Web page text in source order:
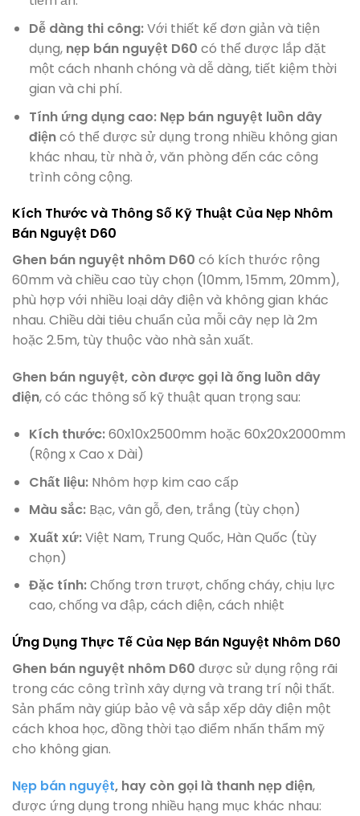
Dễ dàng thi công:Với thiết kế đơn giản và tiện
dụng, nẹp bán nguyệt D60 có thể được lắp đặt
một cách nhanh chóng và dễ dàng, tiết kiệm thời
gian và chi phí.
Tính ứng dụng cao: Nẹp bán nguyệt luồn dây
điệncó thể được sử dụng trong nhiều không gian
khác nhau, từ nhà ở, văn phòng đến các công
trình công cộng.
Kích Thước và Thông Số Kỹ Thuật Của Nẹp Nhôm
Bán Nguyệt D60
Ghen bán nguyệt nhôm D60 có kích thước rộng
60mm và chiều cao tùy chọn (10mm, 15mm, 20mm),
phù hợp với nhiều loại dây điện và không gian khác
nhau. Chiều dài tiêu chuẩn của mỗi cây nẹp là 2m
hoặc 2.5m, tùy thuộc vào nhà sản xuất.
Ghen bán nguyệt, còn được gọi là ống luồn dây
điện, có các thông số kỹ thuật quan trọng sau:
Kích thước:60x10x2500mm hoặc 60x20x2000mm
(Rộng x Cao x Dài)
Chất liệu:Nhôm hợp kim cao cấp
Màu sắc:Bạc, vân gỗ, đen, trắng (tùy chọn)
Xuất xứ:Việt Nam, Trung Quốc, Hàn Quốc (tùy
chọn)
Đặc tính:Chống trơn trượt, chống cháy, chịu lực
cao, chống va đập, cách điện, cách nhiệt
Ứng Dụng Thực Tế Của Nẹp Bán Nguyệt Nhôm D60
Ghen bán nguyệt nhôm D60 được sử dụng rộng rãi
trong các công trình xây dựng và trang trí nội thất.
Sản phẩm này giúp bảo vệ và sắp xếp dây điện một
cách khoa học, đồng thời tạo điểm nhấn thẩm mỹ
cho không gian.
Nẹp bán nguyệt, hay còn gọi là thanh nẹp điện,
được ứng dụng trong nhiều hạng mục khác nhau: